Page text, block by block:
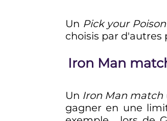
Un Pick your
choisis par d'autres
Iron Man
Un Iron Man match
gagner en une